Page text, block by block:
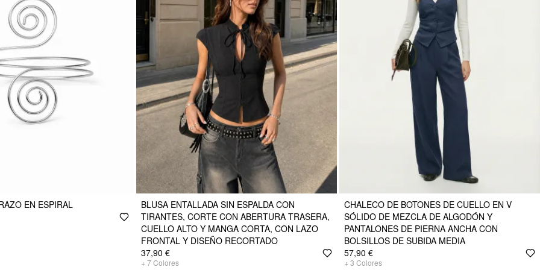
EN ESPIRAL
BLUSA ENTALLADA SIN ESPALDA CON
TIRANTES, CORTE CON ABERTURA TRASERA,
CUELLO ALTO Y MANGA CORTA, CON LAZO
FRONTAL Y DISEÑO RECORTADO
37,90 €
+ 7Colores
CHALECO DE BOTONES DE CUELLO EN V
SÓLIDO DE MEZCLA DE ALGODÓN Y
PANTALONES DE PIERNA ANCHA CON
BOLSILLOS DE SUBIDA MEDIA
57,90 €
+ 3 Colores